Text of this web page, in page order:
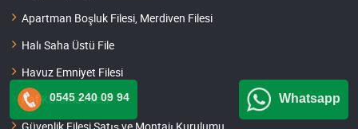
Apartman Boşluk Filesi, Merdiven Filesi
Halı Saha Üstü File
Havuz Emniyet Filesi
Raf Koruma Filesi
0545 240 09 94 Whatsapp